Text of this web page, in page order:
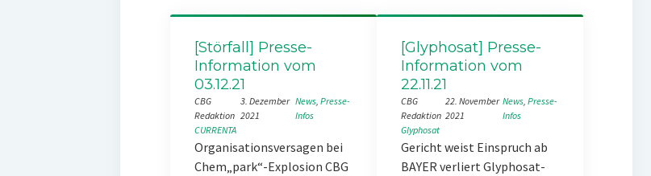
[Störfall] Presse-
Information vom
03.12.21
CBG
Redaktion
3. Dezember
2021
News, Presse-
Infos
CURRENTA
Organisationsversagen bei
Chem„park“-Explosion CBG
[Glyphosat] Presse-
Information vom
22.11.21
CBG
Redaktion
22. November
2021
News, Presse-
Infos
Glyphosat
Gericht weist Einspruch ab
BAYER verliert Glyphosat-